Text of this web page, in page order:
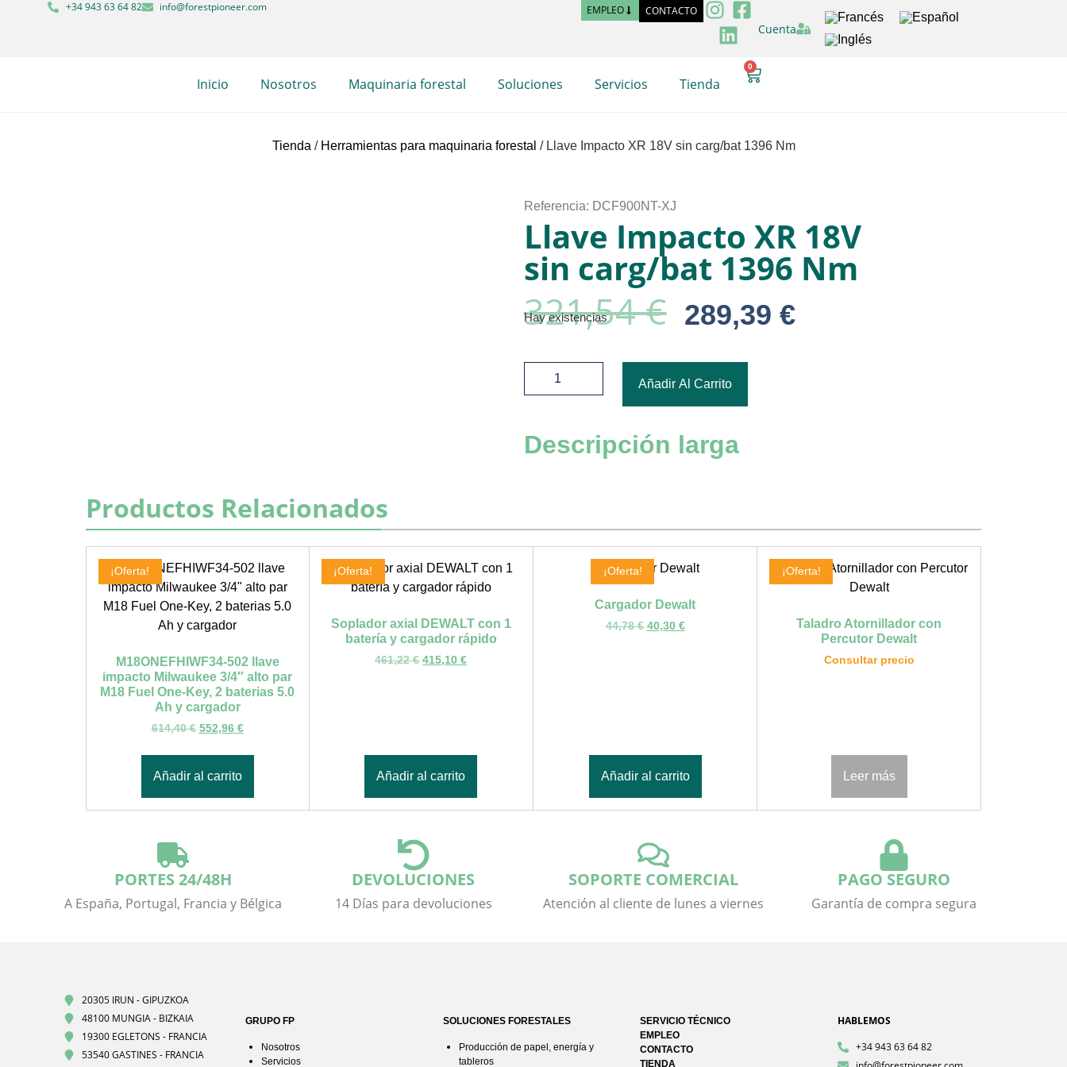
+34 943 63 64 82 info@forestpioneer.com EMPLEO CONTACTO
Cuenta
Inicio Nosotros Maquinaria forestal Soluciones Servicios Tienda
0
Tienda / Herramientas para maquinaria forestal / Llave Impacto XR 18V sin carg/bat 1396 Nm
Referencia: DCF900NT-XJ
Llave Impacto XR 18V
sin carg/bat 1396 Nm
321,54€ 289,39 €
Hay existencias
Añadir Al Carrito
Descripción larga
Productos Relacionados
¡Oferta!
M18ONEFHIWF34-502 llave
impacto Milwaukee 3/4″ alto par
M18 Fuel One-Key, 2 baterias 5.0
Ah y cargador
614,40€ 552,96 €
Añadir al carrito
¡Oferta!
Soplador axial DEWALT con 1
batería y cargador rápido
461,22€ 415,10€
Añadir al carrito
¡Oferta!
Cargador Dewalt
44,78€ 40,30 €
Añadir al carrito
¡Oferta!
Taladro Atornillador con
Percutor Dewalt
Consultar precio
Leer más
PORTES 24/48H
A España, Portugal, Francia y Bélgica
DEVOLUCIONES
14 Días para devoluciones
SOPORTE COMERCIAL
Atención al cliente de lunes a viernes
PAGO SEGURO
Garantía de compra segura
20305 IRUN - GIPUZKOA
48100 MUNGIA - BIZKAIA
19300 EGLETONS - FRANCIA
53540 GASTINES - FRANCIA
GRUPO FP
Nosotros
Servicios
SOLUCIONES FORESTALES
Producción de papel, energía y
tableros
SERVICIO TÉCNICO
EMPLEO
CONTACTO
TIENDA
HABLEMOS
+34 943 63 64 82